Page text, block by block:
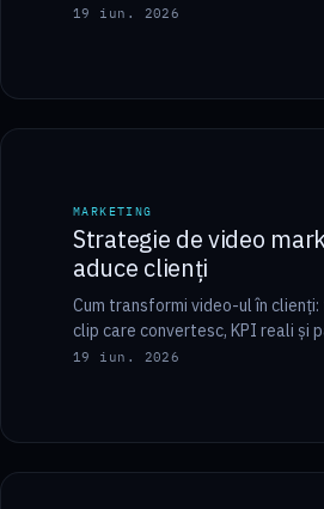
pensiunile din Mărginimea Sibiului
19 iun. 2026
MARKETING
Strategie de video
aduce clienți
Cum transformi video-ul în
clip care convertesc, KPI reali și
video devine lead. Ghid…
19 iun. 2026